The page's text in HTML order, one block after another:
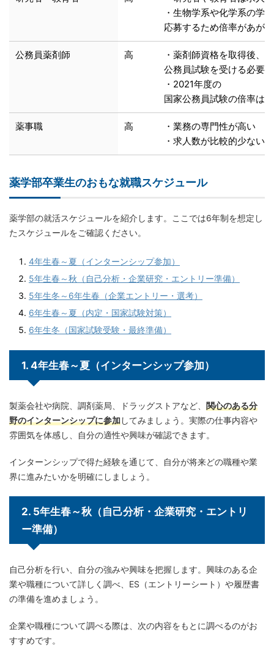
・生物学系や化学系の学
応募するため倍率があが
公務員薬剤師 高
・薬剤師資格を取得後、
公務員試験を受ける必要
・2021年度の
国家公務員試験の倍率は
薬事職 高
・業務の専門性が高い
・求人数が比較的少ない
薬学部卒業生のおもな就職スケジュール
薬学部の就活スケジュールを紹介します。ここでは6年制を想定し
たスケジュールをご確認ください。
4年生春～夏（インターンシップ参加）
5年生春～秋（自己分析・企業研究・エントリー準備）
5年生冬～6年生春（企業エントリー・選考）
6年生春～夏（内定・国家試験対策）
6年生冬（国家試験受験・最終準備）
1. 4年生春～夏（インターンシップ参加）
製薬会社や病院、調剤薬局、ドラッグストアなど、 関心のある分
野のインターンシップに参加してみましょう。実際の仕事内容や
雰囲気を体感し、自分の適性や興味が確認できます。
インターンシップで得た経験を通じて、自分が将来どの職種や業
界に進みたいかを明確にしましょう。
2. 5年生春～秋（自己分析・企業研究・エントリ
ー準備）
自己分析を行い、自分の強みや興味を把握します。興味のある企
業や職種について詳しく調べ、ES（エントリーシート）や履歴書
の準備を進めましょう。
企業や職種について調べる際は、次の内容をもとに調べるのがお
すすめです。